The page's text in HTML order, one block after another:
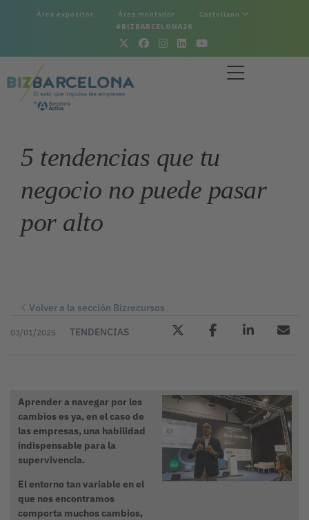
Área expositor Área montador Castellano
#BIZBARCELONA26
5 tendencias que tu
negocio no puede pasar
por alto
Volver a la sección Bizrecursos
03/01/2025 TENDENCIAS
Aprender a navegar por los
cambios es ya, en el caso de
las empresas, una habilidad
indispensable para la
supervivencia.
El entorno tan variable en el
que nos encontramos
comporta muchos cambios,